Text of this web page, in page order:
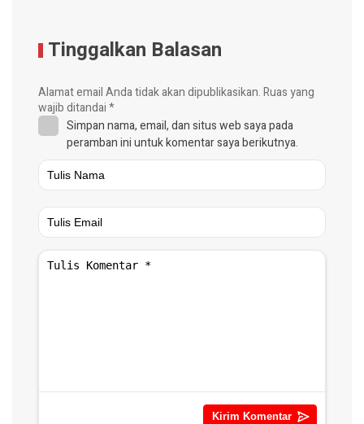
Tinggalkan Balasan
Alamat email Anda tidak akan dipublikasikan.Ruas yang
wajib ditandai*
Simpan nama, email, dan situs web saya pada
peramban ini untuk komentar saya berikutnya.